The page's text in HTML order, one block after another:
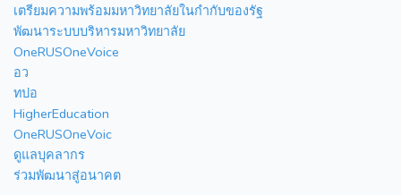
เตรียมความพร้อมมหาวิทยาลัยในกำกับของรัฐ
พัฒนาระบบบริหารมหาวิทยาลัย
OneRUSOneVoice
อว
ทปอ
HigherEducation
OneRUSOneVoic
ดูแลบุคลากร
ร่วมพัฒนาสู่อนาคต